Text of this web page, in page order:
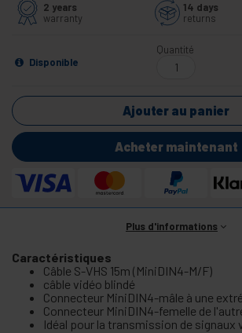
2 years
warranty
14 days
returns
Disponible
Quantité
Ajouter au panier
Acheter maintenant
Plus d'informations
Caractéristiques
Câble S-VHS 15m (MiniDIN4-M/F)
câble vidéo blindé
Connecteur MiniDIN4-mâle à une
Connecteur MiniDIN4-femelle de
Idéal pour la transmission de signaux